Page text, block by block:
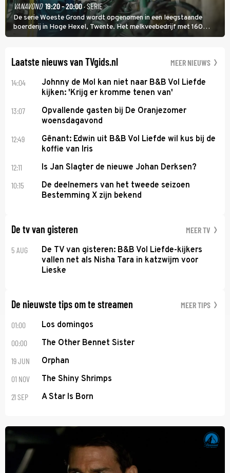
VANAVOND 19:20 - 20:00· SERIE
De serie Woeste Grond wordt opgenomen in een leegstaande
boerderij in Hoge Hexel, Twente. Het melkveebedrijf met 160
koeien moest sluiten, omdat het dicht bij een Natura 2000-gebied
Laatste nieuws van TVgids.nl MEER NIEUWS
14:04
Johnny de Mol kan niet naar B&B Vol Liefde
kijken: 'Krijg er kromme tenen van'
13:07
Opvallende gasten bij De Oranjezomer
woensdagavond
12:49
Gênant: Edwin uit B&B Vol Liefde wil kus bij de
koffie van Iris
12:11 Is Jan Slagter de nieuwe Johan Derksen?
10:15
De deelnemers van het tweede seizoen
Bestemming X zijn bekend
De tv van gisteren MEER TV
5 AUG
De TV van gisteren: B&B Vol Liefde-kijkers
vallen net als Nisha Tara in katzwijm voor
Lieske
De nieuwste tips om te streamen MEER TIPS
01:00 Los domingos
00:00 The Other Bennet Sister
19 JUN Orphan
01 NOV The Shiny Shrimps
21 SEP A Star Is Born